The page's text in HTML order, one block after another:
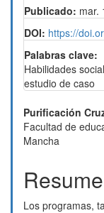
Publicado: mar.
DOI: https://
Palabras clave:
Habilidades
estudio de caso
principal
artículo
Purificación
Facultad de
Mancha
Los programas,